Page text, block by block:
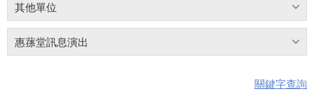
其他單位
惠蓀堂訊息演出
關鍵字查詢